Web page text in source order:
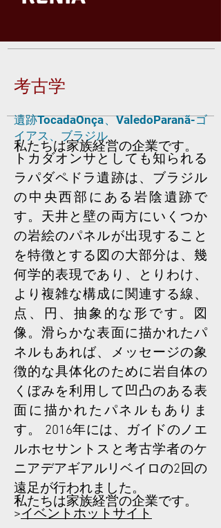
考古学
遺跡TocadaOnça、ValedoParanã-ゴ
イアス、ブラジル
私たちは家族経営の企業です。
トカダオンサとしても知られる
ラパダペドラ遺跡は、ブラジル
の中央西部にある岩陰遺跡で
す。天井と壁の両方にいくつか
の岩絵のパネルが出現すること
を特徴とする図の大部分は、幾
何学的表現であり、とりわけ、
より複雑な構成に関連する線、
点、円、抽象的な形です。図
像。滑らかな表面に描かれたパ
ネルもあれば、メッセージの象
徴的な具体化のために岩自体の
くぼみを利用して凹凸のある表
面に描かれたパネルもありま
す。 2016年には、ガイドのノエ
ルホセサントスと考古学者のケ
ニアデアギアルリベイロの2回の
遠足が行われました。
私たちは家族経営の企業です。
>イベントホットサイト